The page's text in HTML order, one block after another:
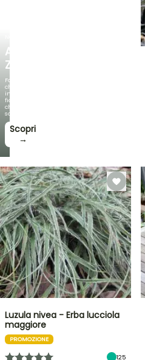
AGAPANTHUS
ZAMBEZI
Fogliami
che
incantano,
fioriture
che
sorprendono!
Scopri
→
Luzula nivea - Erba lucciola
maggiore
PROMOZIONE
125